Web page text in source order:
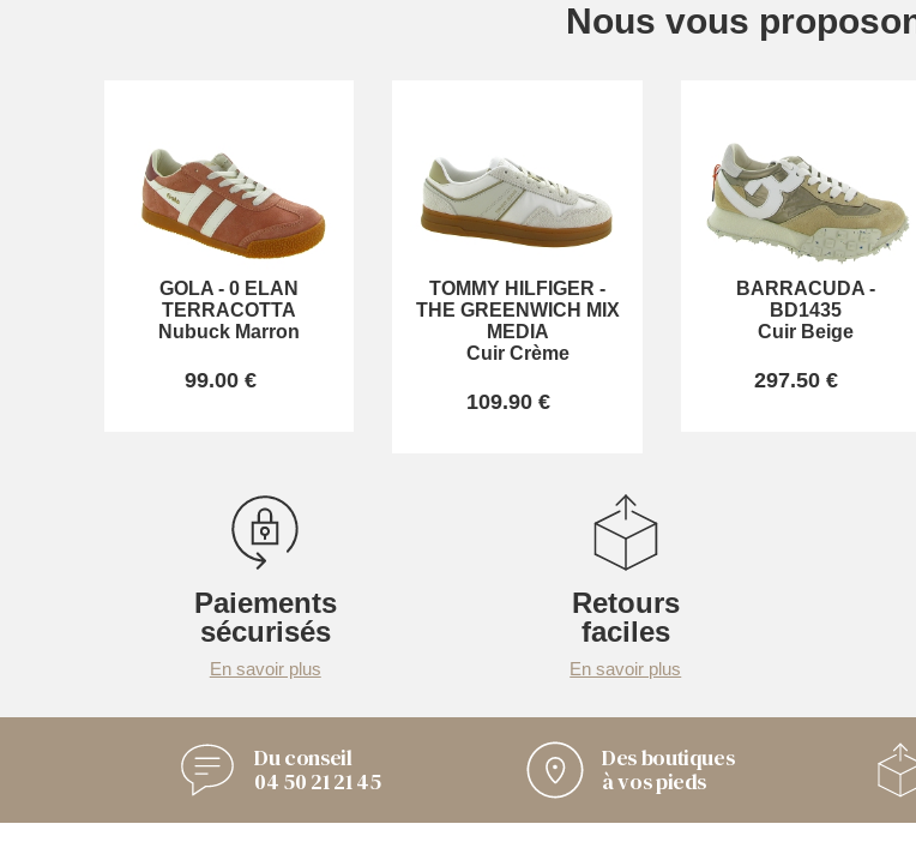
Nous vous
GOLA -0 ELAN
TERRACOTTA
Nubuck Marron
99.00 €
TOMMY HILFIGER -
THE GREENWICH MIX
MEDIA
Cuir Crème
109.90 €
BARRACUDA-
BD1435
Cuir Beige
297.50 €
Paiements
sécurisés
En savoir plus
Retours
faciles
En savoir plus
Du conseil
04 50 21 21 45
Des boutiques
à vos pieds